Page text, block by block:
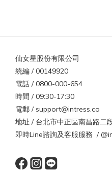
仙女星股份有限公司
統編 / 00149920
電話 / 0800-000-654
時間 / 09:30-17:30
電郵 / support@intress.co
地址 / 台北市中正區南昌路二
即時Line諮詢及客服服務 /